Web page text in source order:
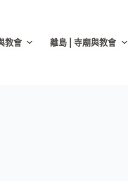
教會 離島 | 寺廟與教會